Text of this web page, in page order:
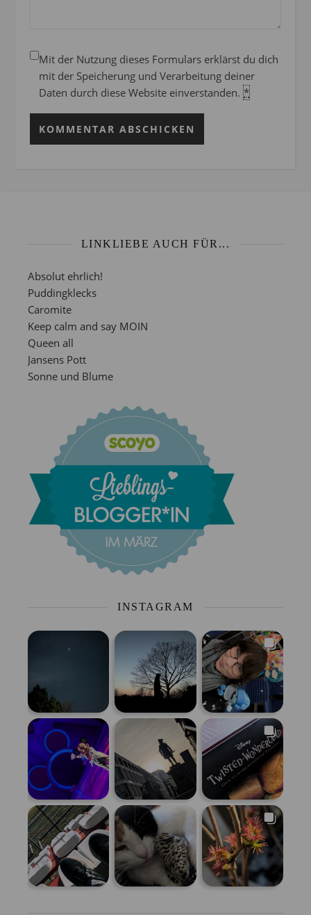
Mit der Nutzung dieses Formulars erklärst du dich
mit der Speicherung und Verarbeitung deiner
Daten durch diese Website einverstanden. *
LINKLIEBE AUCH FÜR...
Absolut ehrlich!
Puddingklecks
Caromite
Keep calm and say MOIN
Queen all
Jansens Pott
Sonne und Blume
INSTAGRAM